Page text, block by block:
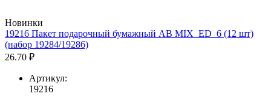
Новинки
19216 Пакет подарочный бумажный AB MIX_ED_6 (12 шт)
(набор 19284/19286)
26.70 ₽
Артикул:
19216